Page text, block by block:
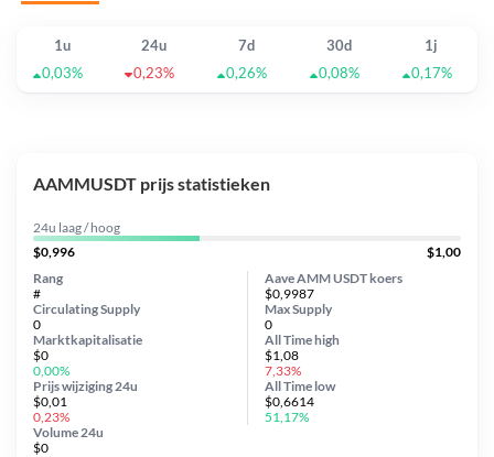
1u 24u 7d 30d
1j
0,03%
0,23% 0,26% 0,08% 0,17%
AAMMUSDT prijs statistieken
24u laag / hoog
$0,996
$1,00
Aave AMM USDT koers
$0,9987
Circulating Supply
0
Prijs wijziging 24u
$0,01
0,23%
Max Supply
0
Marktkapitalisatie
$0
0,00%
Volume 24u
$0
Rang
#
All Timehigh
$1,08
7,33%
All Time low
$0,6614
51,17%